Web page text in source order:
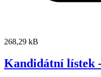
268,29 kB
Kandidátní lístek